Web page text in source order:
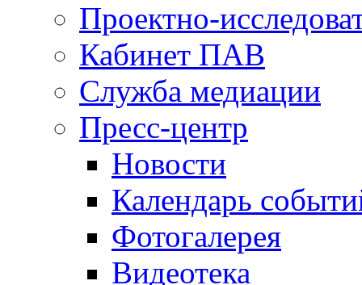
Проектно-
Кабинет ПАВ
Служба медиации
Пресс-центр
Новости
Календарь
Фотогалерея
Видеотека